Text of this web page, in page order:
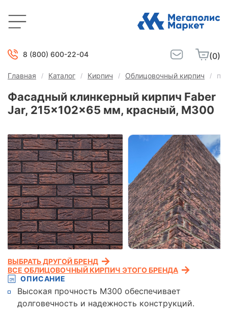
8 (800) 600-22-04 (0)
Главная Каталог Кирпич Облицовочный кирпич
Фасадный клинкерный кирпич Faber
Jar, 215x102x65 мм, красный, М300
ОПИСАНИЕ
Высокая прочность М300 обеспечивает
долговечность и надежность конструкций.
ВЫБРАТЬ ДРУГОЙ БРЕНД
ВСЕ ОБЛИЦОВОЧНЫЙ КИРПИЧ ЭТОГО БРЕНДА